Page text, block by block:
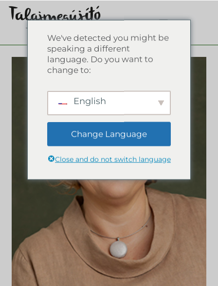
We've detected you might be
speaking a different
language. Do you want to
change to:
English
Change Language
Close and do not switch language